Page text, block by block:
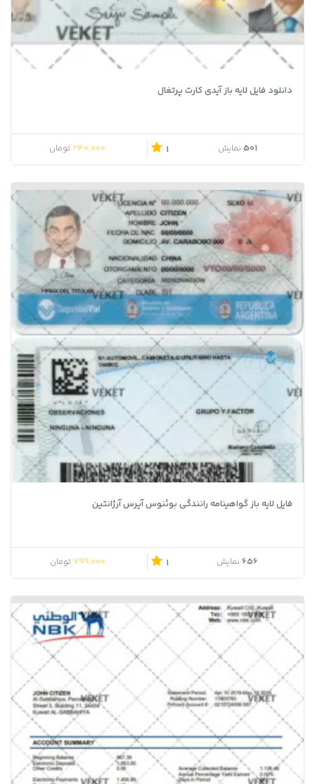
دانلود فایل لایه باز آیدی کارت پرتغال
501 نمایش 1
240,000 تومان
فایل لایه باز گواهینامه رانندگی بوئنوس آیرس آرژانتین
656 نمایش 1
799,000 تومان